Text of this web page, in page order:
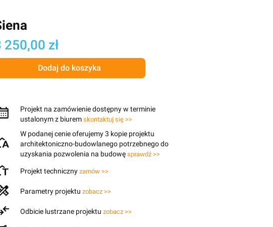
250,00 zł
Dodaj do koszyka
Projekt na zamówienie dostępny w terminie
ustalonym z biurem skontaktuj się >>
W podanej cenie oferujemy 3 kopie projektu
architektoniczno-budowlanego potrzebnego do
uzyskania pozwolenia na budowę sprawdź >>
Projekt techniczny zamów >>
Parametry projektu zobacz >>
Odbicie lustrzane projektu zobacz >>